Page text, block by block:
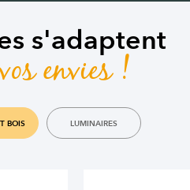
s'adaptent
envies !
BOIS LUMINAIRES